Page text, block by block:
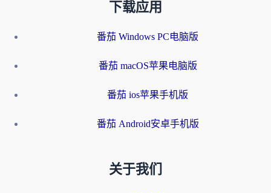
下载应用
番茄 Windows PC电脑版
番茄 macOS苹果电脑版
番茄 ios苹果手机版
番茄 Android安卓手机版
关于我们